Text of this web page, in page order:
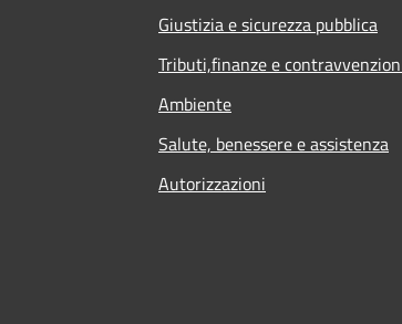
Giustizia e sicurezza pubblica
Tributi,finanze e
Ambiente
Salute, benessere e assistenza
Autorizzazioni